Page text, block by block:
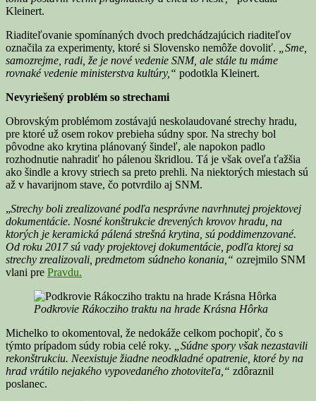
Kleinert.
Riaditeľovanie spomínaných dvoch predchádzajúcich riaditeľov
označila za experimenty, ktoré si Slovensko nemôže dovoliť.
„Sme,
samozrejme, radi, že je nové vedenie SNM, ale stále tu máme
rovnaké vedenie ministerstva kultúry,“ podotkla Kleinert.
Nevyriešený problém so strechami
Obrovským problémom zostávajú neskolaudované strechy hradu,
pre ktoré už osem rokov prebieha súdny spor. Na strechy bol
pôvodne ako krytina plánovaný šindeľ, ale napokon padlo
rozhodnutie nahradiť ho pálenou škridlou. Tá je však oveľa ťažšia
ako šindle a krovy striech sa preto prehli. Na niektorých miestach sú
až v havarijnom stave, čo potvrdilo aj SNM.
„Strechy boli zrealizované podľa nesprávne navrhnutej projektovej
dokumentácie. Nosné konštrukcie drevených krovov hradu, na
ktorých je keramická pálená strešná krytina, sú poddimenzované.
Od roku 2017 sú vady projektovej dokumentácie, podľa ktorej sa
strechy zrealizovali, predmetom súdneho konania,“ ozrejmilo SNM
vlani pre Pravdu.
Podkrovie Rákocziho traktu na hrade Krásna Hôrka
Michelko to okomentoval, že nedokáže celkom pochopiť, čo s
týmto prípadom súdy robia celé roky.
„Súdne spory však nezastavili
rekonštrukciu. Neexistuje žiadne neodkladné opatrenie, ktoré by na
hrad vrátilo nejakého vypovedaného zhotoviteľa,“ zdôraznil
poslanec.